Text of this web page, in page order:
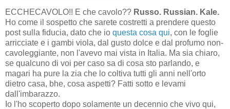
ECCHECAVOLO!! E che cavolo?? Russo. Russian. Kale.
Ho come il sospetto che sarete costretti a prendere questo
post sulla fiducia, dato che io questa cosa qui, con le foglie
arricciate e i gambi viola, dal gusto dolce e dal profumo non-
cavoleggiante, non l'avevo mai vista in Italia. Ma sia chiaro,
se qualcuno di voi per caso sa di cosa sto parlando, e
magari ha pure la zia che lo coltiva tutti gli anni nell'orto
dietro casa, bhe, cosa aspetti? Fatti sotto e levami
dall'imbarazzo.
Io l'ho scoperto dopo solamente un decennio che vivo qui,